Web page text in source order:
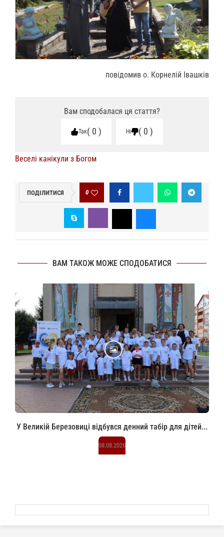
повідомив о. Корнелій Івашків
Вам сподобалася ця стаття?
Так 0 Ні 0
Веселі канікули з Богом
ПОДІЛИТИСЯ 0
ВАМ ТАКОЖ МОЖЕ СПОДОБАТИСЯ
У Великій Березовиці відбувся денний табір для дітей...
08.08.2026